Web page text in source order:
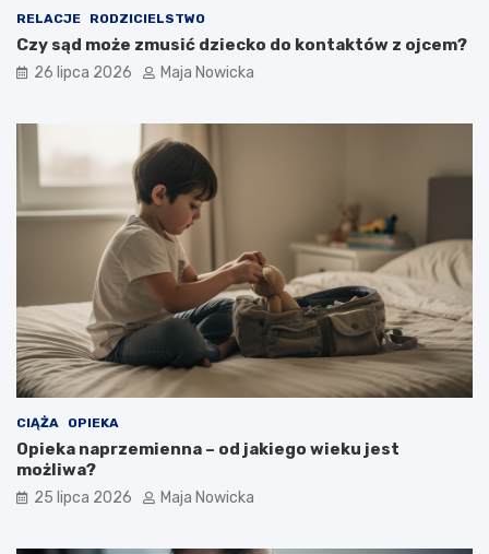
RELACJE RODZICIELSTWO
Czy sąd może zmusić dziecko do kontaktów z ojcem?
26 lipca 2026 Maja Nowicka
CIĄŻA OPIEKA
Opieka naprzemienna – od jakiego wieku jest
możliwa?
25 lipca 2026 Maja Nowicka